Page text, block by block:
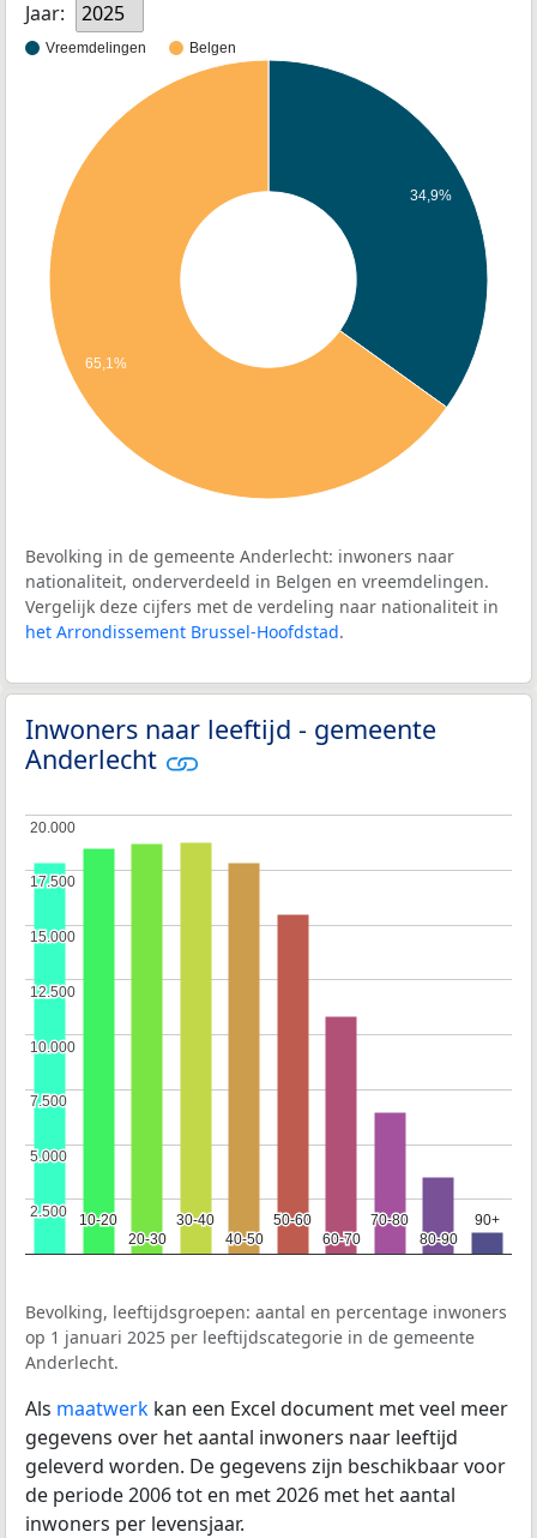
Jaar: 2025
Vreemdelingen Belgen
34,9%
65,1%
Bevolking in de gemeente Anderlecht: inwoners naar
nationaliteit, onderverdeeld in Belgen en vreemdelingen.
Vergelijk deze cijfers met de verdeling naar nationaliteit in
het Arrondissement Brussel-Hoofdstad.
Inwoners naar leeftijd - gemeente
Anderlecht
10-20
10-20
20-30
20-30
30-40
30-40
40-50
40-50
50-60
50-60
60-70
60-70
70-80
70-80
80-90
80-90
90+
90+
2.500
2.500
5.000
5.000
7.500
7.500
10.000
10.000
12.500
12.500
15.000
15.000
17.500
17.500
20.000
20.000
Bevolking, leeftijdsgroepen: aantal en percentage inwoners
op 1 januari 2025 per leeftijdscategorie in de gemeente
Anderlecht.
Als maatwerk kan een Excel document met veel meer
gegevens over het aantal inwoners naar leeftijd
geleverd worden. De gegevens zijn beschikbaar voor
de periode 2006 tot en met 2026 met het aantal
inwoners per levensjaar.